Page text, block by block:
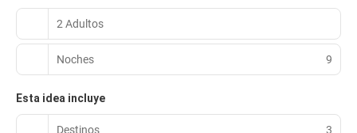
2 Adultos
Noches 9
Esta idea incluye
Destinos 3